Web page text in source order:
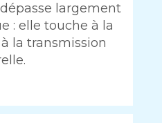
largement
: elle touche à la
la transmission